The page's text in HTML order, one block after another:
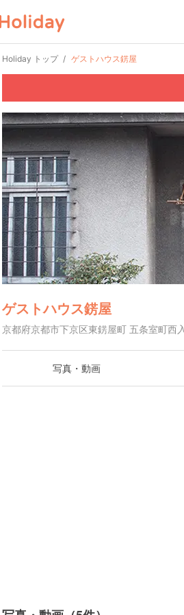
Holiday トップ ゲストハウス錺屋
ゲストハウス錺屋
京都府京都市下京区東錺屋町 五条室町西
写真・動画